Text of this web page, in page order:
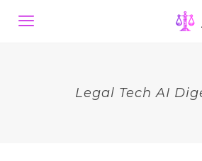
Legal Tech AI